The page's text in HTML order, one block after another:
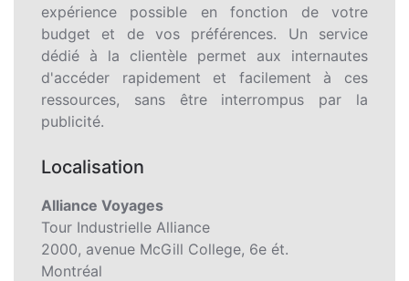
expérience possible en fonction de votre
budget et de vos préférences. Un service
dédié à la clientèle permet aux internautes
d'accéder rapidement et facilement à ces
ressources, sans être interrompus par la
publicité.
Localisation
Alliance Voyages
Tour Industrielle Alliance
2000, avenue McGill College, 6e ét.
Montréal